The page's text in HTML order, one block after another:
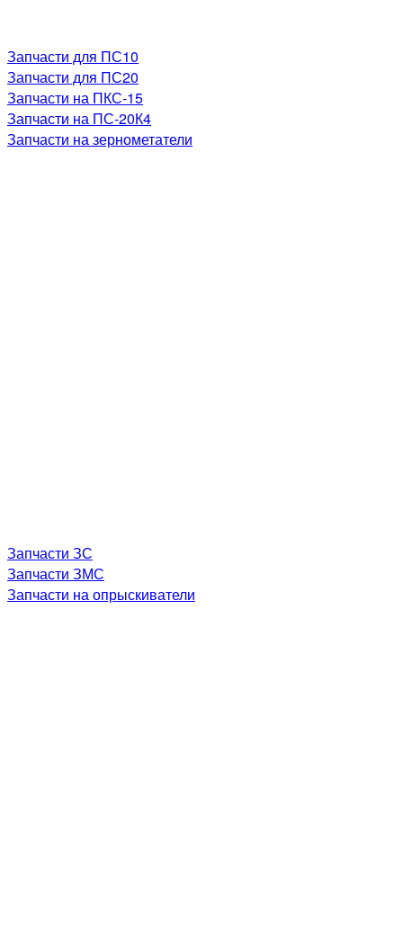
Запчасти для ПС10
Запчасти для ПС20
Запчасти на ПКС-15
Запчасти на ПС-20К4
Запчасти на зернометатели
Запчасти ЗС
Запчасти ЗМС
Запчасти на опрыскиватели